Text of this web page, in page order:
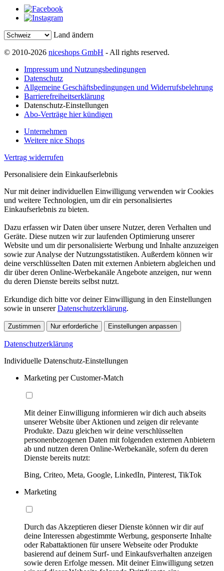
Land ändern
© 2010-2026 niceshops GmbH - All rights reserved.
Impressum und Nutzungsbedingungen
Datenschutz
Allgemeine Geschäftsbedingungen und Widerrufsbelehrung
Barrierefreiheitserklärung
Datenschutz-Einstellungen
Abo-Verträge hier kündigen
Unternehmen
Weitere nice Shops
Vertrag widerrufen
Personalisiere dein Einkaufserlebnis
Nur mit deiner individuellen Einwilligung verwenden wir Cookies
und weitere Technologien, um dir ein personalisiertes
Einkaufserlebnis zu bieten.
Dazu erfassen wir Daten über unsere Nutzer, deren Verhalten und
Geräte. Diese nutzen wir zur laufenden Optimierung unserer
Website und um dir personalisierte Werbung und Inhalte anzuzeigen
sowie zur Analyse der Nutzungsstatistiken. Außerdem können wir
deine verschlüsselten Daten mit externen Anbietern abgleichen und
dir über deren Online-Werbekanäle Angebote anzeigen, nur wenn
du deren Dienste bereits selbst nutzt.
Erkundige dich bitte vor deiner Einwilligung in den Einstellungen
sowie in unsererDatenschutzerklärung.
Zustimmen Nur erforderliche Einstellungen anpassen
Datenschutzerklärung
Individuelle Datenschutz-Einstellungen
Marketing per Customer-Match
Mit deiner Einwilligung informieren wir dich auch abseits
unserer Website über Aktionen und zeigen dir relevante
Produkte. Dazu gleichen wir deine verschlüsselten
personenbezogenen Daten mit folgenden externen Anbietern
ab und nutzen deren Online-Werbekanäle, sofern du deren
Dienste bereits nutzt:
Bing, Criteo, Meta, Google, LinkedIn, Pinterest, TikTok
Marketing
Durch das Akzeptieren dieser Dienste können wir dir auf
deine Interessen abgestimmte Werbung, gesponserte Inhalte
oder Rabattaktionen für unsere Webseite oder Produkte
basierend auf deinem Surf- und Einkaufsverhalten anzeigen
sowie deren Erfolge messen. Mit deiner Einwilligung setzen